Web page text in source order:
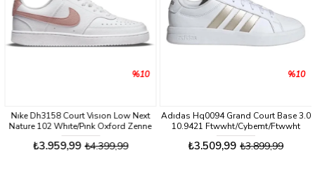
Nıke Dh3158 Court Vısıon Low Next
Nature 102 Whıte/Pınk Oxford Zenne
Sneaker Ayakkabı
₺3.959,99 ₺4.399,99
%10
Adıdas Hq0094 Grand Court Base 3.0
10.9421 Ftwwht/Cybemt/Ftwwht
Zenne Sneaker Ayakkabı
₺3.509,99 ₺3.899,99
%10